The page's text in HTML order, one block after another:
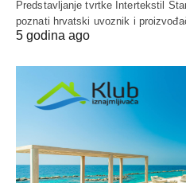
Predstavljanje tvrtke Intertekstil
poznati hrvatski uvoznik i
5 godina ago